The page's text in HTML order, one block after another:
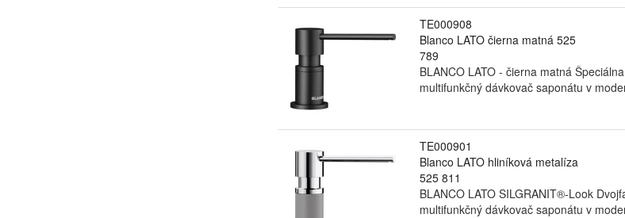
TE000908
Blanco LATO čierna matná 525
789
BLANCO LATO - čierna matná
multifunkčný dávkovač saponátu v
TE000901
Blanco LATO hliníková metalíza
525 811
BLANCO LATO SILGRANIT®-Look
multifunkčný dávkovač saponátu v